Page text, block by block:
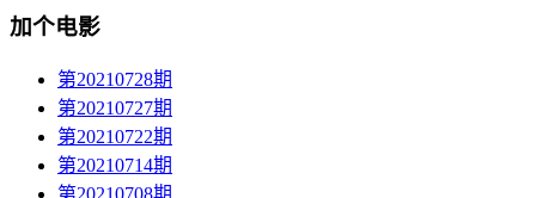
加个电影
第20210728期
第20210727期
第20210722期
第20210714期
第20210708期